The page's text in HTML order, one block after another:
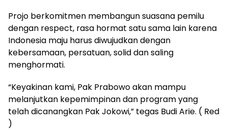
Projo berkomitmen membangun suasana pemilu
dengan respect, rasa hormat satu sama lain karena
Indonesia maju harus diwujudkan dengan
kebersamaan, persatuan, solid dan saling
menghormati.
“Keyakinan kami, Pak Prabowo akan mampu
melanjutkan kepemimpinan dan program yang
telah dicanangkan Pak Jokowi,” tegas Budi Arie. ( Red
)